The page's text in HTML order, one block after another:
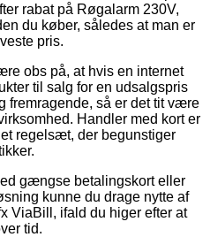
rabat på Røgalarm 230V,
du køber, således at man er
pris.
obs på, at hvis en internet
til salg for en udsalgspris
fremragende, så er det tit være
Handler med kort er
regelsæt, der begunstiger
gængse betalingskort eller
kunne du drage nytte af
ViaBill, ifald du higer efter at
tid.